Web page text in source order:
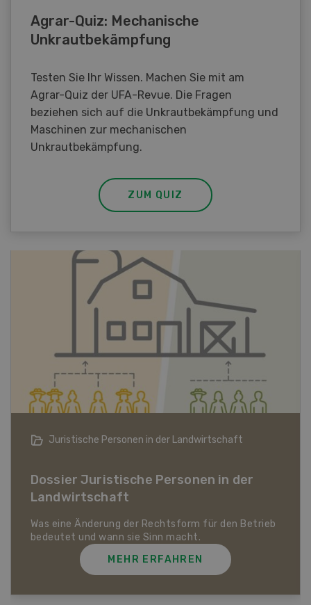
Agrar-Quiz: Mechanische
Unkrautbekämpfung
Testen Sie Ihr Wissen. Machen Sie mit am
Agrar-Quiz der UFA-Revue. Die Fragen
beziehen sich auf die Unkrautbekämpfung und
Maschinen zur mechanischen
Unkrautbekämpfung.
ZUM QUIZ
Bio-Artikel
Dossier Bio-Artikel
MEHR ERFAHREN